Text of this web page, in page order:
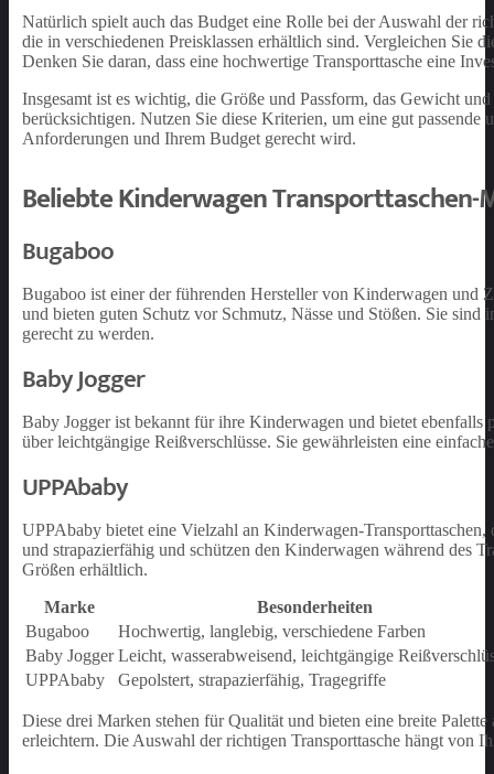
Natürlich spielt auch das Budget eine Rolle bei der Auswahl der
die in verschiedenen Preisklassen erhältlich sind. Vergleichen Sie
Denken Sie daran, dass eine hochwertige Transporttasche eine
Insgesamt ist es wichtig, die Größe und Passform, das Gewicht
berücksichtigen. Nutzen Sie diese Kriterien, um eine gut
Anforderungen und Ihrem Budget gerecht wird.
Beliebte Kinderwagen Transporttaschen-
Bugaboo
Bugaboo ist einer der führenden Hersteller von Kinderwagen und
und bieten guten Schutz vor Schmutz, Nässe und Stößen. Sie
gerecht zu werden.
Baby Jogger
Baby Jogger ist bekannt für ihre Kinderwagen und bietet ebenfalls
über leichtgängige Reißverschlüsse. Sie gewährleisten eine
UPPAbaby
UPPAbaby bietet eine Vielzahl an Kinderwagen-
und strapazierfähig und schützen den Kinderwagen während des
Größen erhältlich.
Marke
Besonderheiten
Bugaboo
Hochwertig, langlebig, verschiedene Farben
Baby Jogger Leicht, wasserabweisend, leichtgängige
UPPAbaby
Gepolstert, strapazierfähig, Tragegriffe
Diese drei Marken stehen für Qualität und bieten eine breite
erleichtern. Die Auswahl der richtigen Transporttasche hängt von